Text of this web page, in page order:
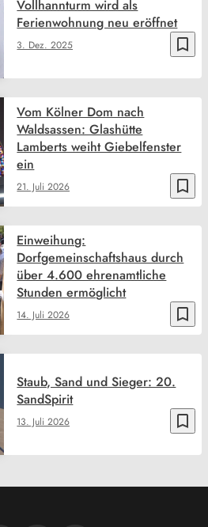
bookmark_border
3. Dez. 2025
Vollhannturm wird als
Ferienwohnung neu eröffnet
bookmark_border
21. Juli 2026
Vom Kölner Dom nach
Waldsassen: Glashütte
Lamberts weiht Giebelfenster
ein
bookmark_border
14. Juli 2026
Einweihung:
Dorfgemeinschaftshaus durch
über 4.600 ehrenamtliche
Stunden ermöglicht
bookmark_border
13. Juli 2026
Staub, Sand und Sieger: 20.
SandSpirit